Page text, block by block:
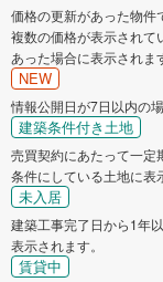
価格の更新があった物件
複数の価格が表示されて
あった場合に表示されま
NEW
情報公開日が7日以内の
建築条件付き土地
売買契約にあたって一定
条件にしている土地に表
未入居
建築工事完了日から1年
表示されます。
賃貸中